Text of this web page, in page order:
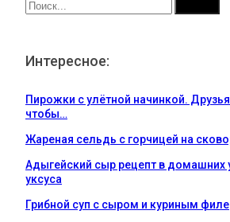
Интересное:
Пирожки с улётной начинкой.
чтобы…
Жареная сельдь с горчицей на
Адыгейский сыр рецепт в домашних
уксуса
Грибной суп с сыром и куриным филе